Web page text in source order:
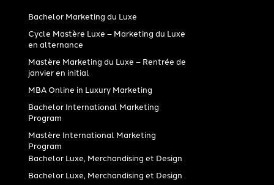
Bachelor Marketing du Luxe
Cycle Mastère Luxe – Marketing du Luxe
en alternance
Mastère Marketing du Luxe – Rentrée de
janvier en initial
MBA Online in Luxury Marketing
Bachelor International Marketing
Program
Mastère International Marketing
Program
Bachelor Luxe, Merchandising et Design
Bachelor Luxe, Merchandising et Design